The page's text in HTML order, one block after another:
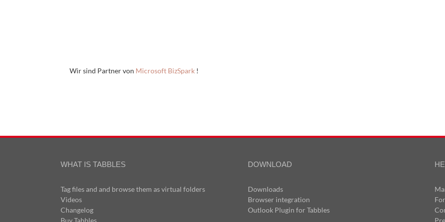
Wir sind Partner von Microsoft BizSpark !
WHAT IS TABBLES
Tag files and and browse them as virtual folders
Videos
Changelog
DOWNLOAD
Downloads
Browser integration
Outlook Plugin for Tabbles